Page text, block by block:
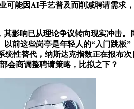
可能因AI手艺普及而削减聘请需求
影响已从理论争议转向现实冲击。
前这些岗亭是年轻人的“入门跳板”
性替代，纳斯达克指数正在报布
会商调整聘请策略，比拟之下？